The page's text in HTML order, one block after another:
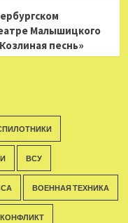
Малышицкого
песнь»
ВСУ
ВОЕННАЯ ТЕХНИКА